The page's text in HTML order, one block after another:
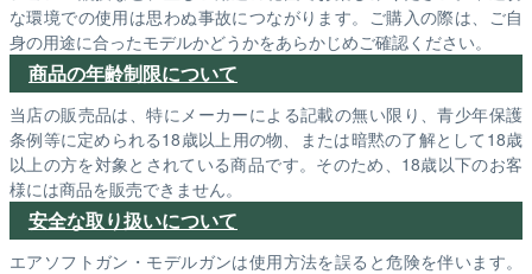
な環境での使用は思わぬ事故につながります。ご購入の際は、ご自
身の用途に合ったモデルかどうかをあらかじめご確認ください。
商品の年齢制限について
当店の販売品は、特にメーカーによる記載の無い限り、青少年保護
条例等に定められる18歳以上用の物、または暗黙の了解として18歳
以上の方を対象とされている商品です。そのため、18歳以下のお客
様には商品を販売できません。
安全な取り扱いについて
エアソフトガン・モデルガンは使用方法を誤ると危険を伴います。